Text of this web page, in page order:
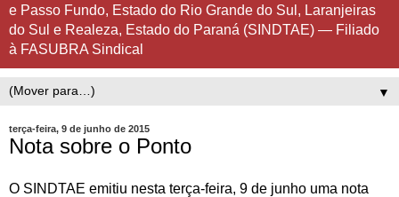
e Passo Fundo, Estado do Rio Grande do Sul, Laranjeiras
do Sul e Realeza, Estado do Paraná (SINDTAE) — Filiado
à FASUBRA Sindical
▼
terça-feira, 9 de junho de 2015
Nota sobre o Ponto
O SINDTAE emitiu nesta terça-feira, 9 de junho uma nota